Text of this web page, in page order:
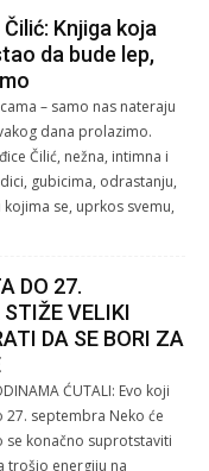
Knjiga koja
da bude lep,
– samo nas nateraju
dana prolazimo.
Čilić, nežna, intimna i
gubicima, odrastanju,
se, uprkos svemu,
DO 27.
VELIKI
DA SE BORI ZA
ĆUTALI: Evo koji
septembra Neko će
se konačno suprotstaviti
trošio energiju na